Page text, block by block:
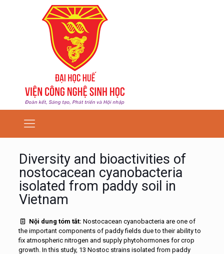
Diversity and bioactivities of
nostocacean cyanobacteria
isolated from paddy soil in
Vietnam
Nội dung tóm tắt: Nostocacean cyanobacteria are one of
the important components of paddy fields due to their ability to
fix atmospheric nitrogen and supply phytohormones for crop
growth. In this study, 13 Nostoc strains isolated from paddy